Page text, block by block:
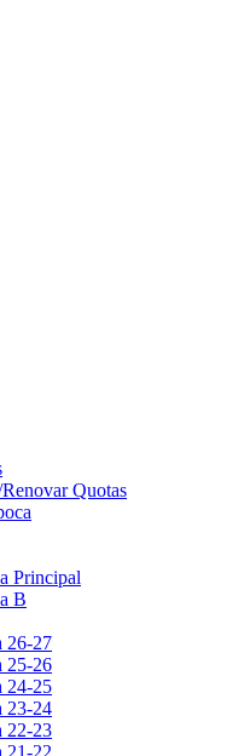
Quotas
Principal
B
26-27
25-26
24-25
23-24
22-23
21-22